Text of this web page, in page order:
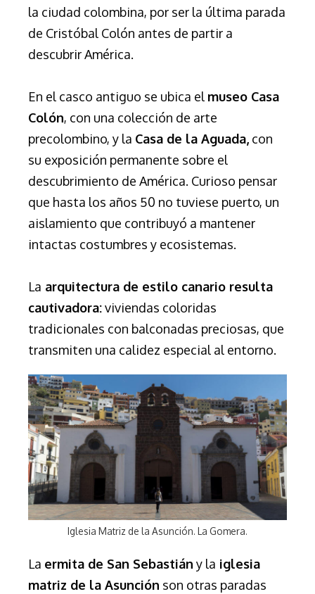
la ciudad colombina, por ser la última parada
de Cristóbal Colón antes de partir a
descubrir América.
En el casco antiguo se ubica el museo Casa
Colón, con una colección de arte
precolombino, y la Casa de la Aguada, con
su exposición permanente sobre el
descubrimiento de América. Curioso pensar
que hasta los años 50 no tuviese puerto, un
aislamiento que contribuyó a mantener
intactas costumbres y ecosistemas.
La arquitectura de estilo canario resulta
cautivadora:viviendas coloridas
tradicionales con balconadas preciosas, que
transmiten una calidez especial al entorno.
Iglesia Matriz de la Asunción. La Gomera.
La ermita de San Sebastián y la iglesia
matriz de la Asunción son otras paradas